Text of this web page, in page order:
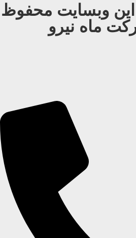
وبسایت محفوظ
ماه نیرو